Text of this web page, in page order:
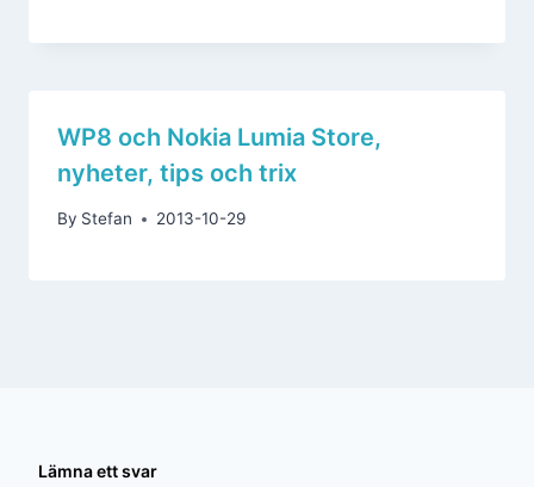
WP8 och Nokia Lumia Store,
nyheter, tips och trix
By Stefan 2013-10-29
Lämna ett svar